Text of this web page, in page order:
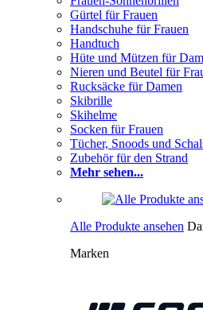
Gürtel für Frauen
Handschuhe für Frauen
Handtuch
Hüte und Mützen für
Nieren und Beutel für
Rucksäcke für Damen
Skibrille
Skihelme
Socken für Frauen
Tücher, Snoods und
Zubehör für den Strand
Mehr sehen...
Alle Produkte ansehen
Marken